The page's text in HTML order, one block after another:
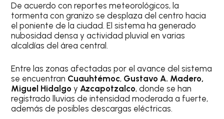
De acuerdo con reportes meteorológicos, la
tormenta con granizo se desplaza del centro hacia
el poniente de la ciudad. El sistema ha generado
nubosidad densa y actividad pluvial en varias
alcaldías del área central.
Entre las zonas afectadas por el avance del sistema
se encuentran Cuauhtémoc, Gustavo A. Madero,
Miguel Hidalgoy Azcapotzalco, donde se han
registrado lluvias de intensidad moderada a fuerte,
además de posibles descargas eléctricas.